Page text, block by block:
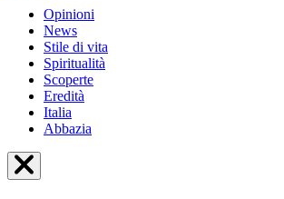
Opinioni
News
Stile di vita
Spiritualità
Scoperte
Eredità
Italia
Abbazia